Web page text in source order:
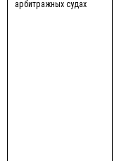
арбитражных судах